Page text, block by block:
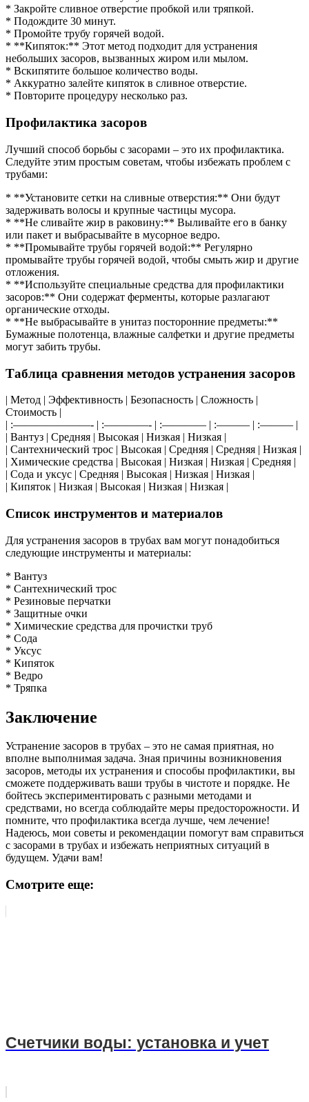
* Закройте сливное отверстие пробкой или тряпкой.
* Подождите 30 минут.
* Промойте трубу горячей водой.
* **Кипяток:** Этот метод подходит для устранения
небольших засоров, вызванных жиром или мылом.
* Вскипятите большое количество воды.
* Аккуратно залейте кипяток в сливное отверстие.
* Повторите процедуру несколько раз.
Профилактика засоров
Лучший способ борьбы с засорами – это их профилактика.
Следуйте этим простым советам, чтобы избежать проблем с
трубами:
* **Установите сетки на сливные отверстия:** Они будут
задерживать волосы и крупные частицы мусора.
* **Не сливайте жир в раковину:** Выливайте его в банку
или пакет и выбрасывайте в мусорное ведро.
* **Промывайте трубы горячей водой:** Регулярно
промывайте трубы горячей водой, чтобы смыть жир и другие
отложения.
* **Используйте специальные средства для профилактики
засоров:** Они содержат ферменты, которые разлагают
органические отходы.
* **Не выбрасывайте в унитаз посторонние предметы:**
Бумажные полотенца, влажные салфетки и другие предметы
могут забить трубы.
Таблица сравнения методов устранения засоров
| Метод | Эффективность | Безопасность | Сложность |
Стоимость |
| :———————- | :————- | :———— | :——— | :——— |
| Вантуз | Средняя | Высокая | Низкая | Низкая |
| Сантехнический трос | Высокая | Средняя | Средняя | Низкая |
| Химические средства | Высокая | Низкая | Низкая | Средняя |
| Сода и уксус | Средняя | Высокая | Низкая | Низкая |
| Кипяток | Низкая | Высокая | Низкая | Низкая |
Список инструментов и материалов
Для устранения засоров в трубах вам могут понадобиться
следующие инструменты и материалы:
* Вантуз
* Сантехнический трос
* Резиновые перчатки
* Защитные очки
* Химические средства для прочистки труб
* Сода
* Уксус
* Кипяток
* Ведро
* Тряпка
Заключение
Устранение засоров в трубах – это не самая приятная, но
вполне выполнимая задача. Зная причины возникновения
засоров, методы их устранения и способы профилактики, вы
сможете поддерживать ваши трубы в чистоте и порядке. Не
бойтесь экспериментировать с разными методами и
средствами, но всегда соблюдайте меры предосторожности. И
помните, что профилактика всегда лучше, чем лечение!
Надеюсь, мои советы и рекомендации помогут вам справиться
с засорами в трубах и избежать неприятных ситуаций в
будущем. Удачи вам!
Смотрите еще:
Счетчики воды: установка и учет